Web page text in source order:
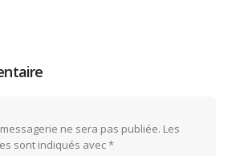
ne sera pas publiée. Les
sont indiqués avec*